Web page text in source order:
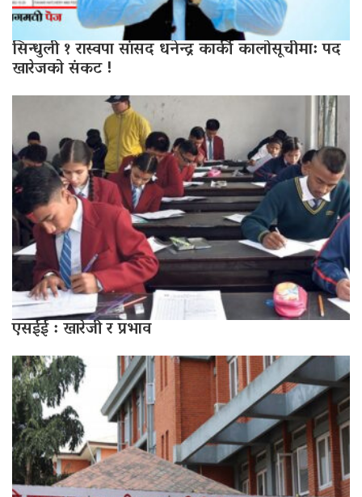
सिन्धुली १ रास्वपा सांसद धनेन्द्र कार्की कालोसूचीमा: पद
खारेजको संकट !
एसईई : खारेजी र प्रभाव